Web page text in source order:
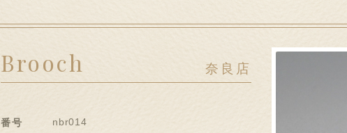
Brooch 奈良店
番号
nbr014